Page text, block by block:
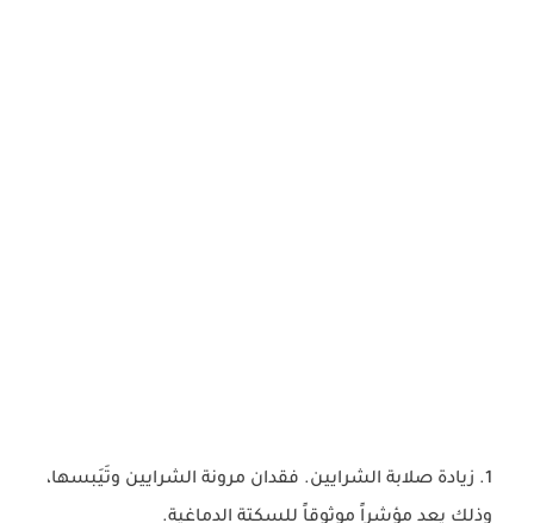
زيادة صلابة الشرايين. فقدان مرونة الشرايين وتَيَبسها،
وذلك يعد مؤشراً موثوقاً للسكتة الدماغية.